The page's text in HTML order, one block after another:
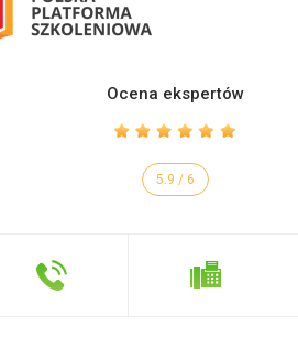
Ocena ekspertów
5.9 / 6